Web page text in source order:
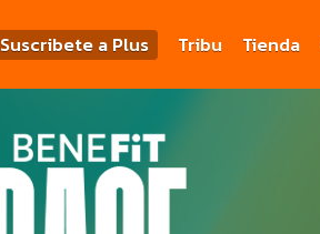
Suscribete a Plus Tribu Tienda